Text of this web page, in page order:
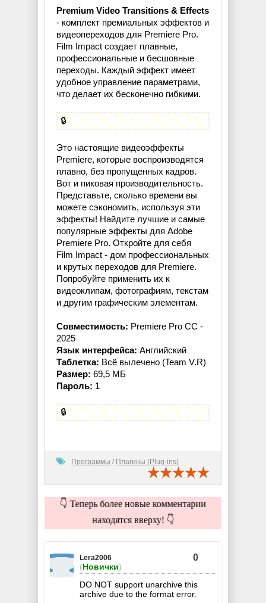
Premium Video Transitions & Effects
- комплект премиальных эффектов и
видеопереходов для Premiere Pro.
Film Impact создает плавные,
профессиональные и бесшовные
переходы. Каждый эффект имеет
удобное управление параметрами,
что делает их бесконечно гибкими.
🔒
Это настоящие видеоэффекты
Premiere, которые воспроизводятся
плавно, без пропущенных кадров.
Вот и пиковая производительность.
Представьте, сколько времени вы
можете сэкономить, используя эти
эффекты! Найдите лучшие и самые
популярные эффекты для Adobe
Premiere Pro. Откройте для себя
Film Impact - дом профессиональных
и крутых переходов для Premiere.
Попробуйте применить их к
видеоклипам, фотографиям, текстам
и другим графическим элементам.
Совместимость: Premiere Pro СС -
2025
Язык интерфейса: Английский
Таблетка: Всё вылечено (Team V.R)
Размер: 69,5 МБ
Пароль: 1
🔒
Программы / Плагины (Plug-ins)
👇 Теперь более новые комментарии
находятся вверху! 👇
Lera2006
(Новички)
0
DO NOT support unarchive this
archive due to the format error.